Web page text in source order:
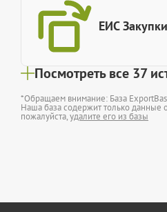
ЕИС Закупки
Посмотреть все 37
*Обращаем внимание: База
Наша база содержит только данные
пожалуйста,удалите его из базы